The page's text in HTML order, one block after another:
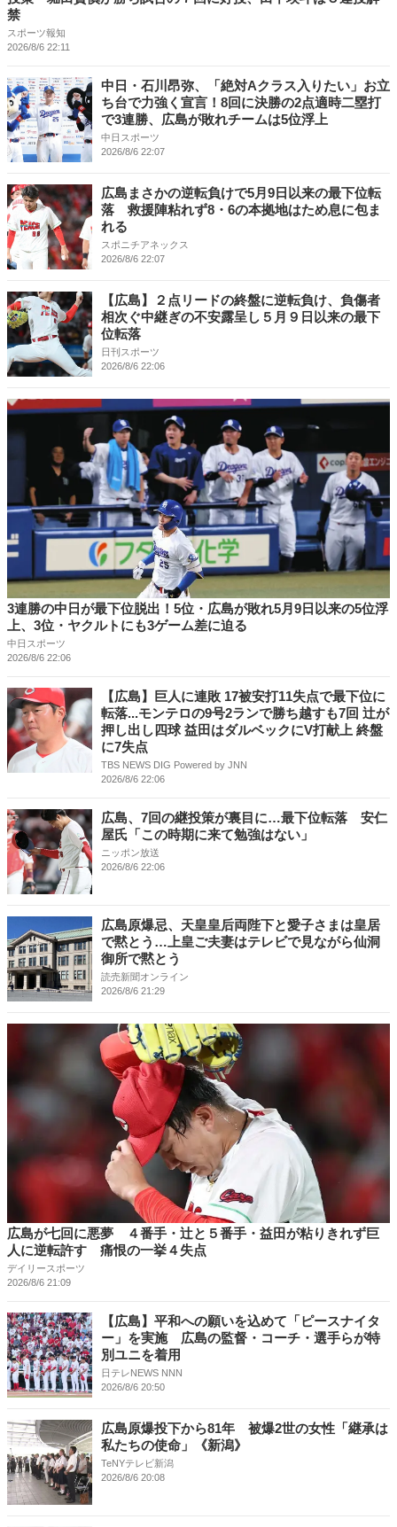
禁
スポーツ報知
2026/8/6 22:11
中日・石川昂弥、「絶対Aクラス入りたい」お立
ち台で力強く宣言！8回に決勝の2点適時二塁打
で3連勝、広島が敗れチームは5位浮上
中日スポーツ
2026/8/6 22:07
広島まさかの逆転負けで5月9日以来の最下位転
落 救援陣粘れず8・6の本拠地はため息に包ま
れる
スポニチアネックス
2026/8/6 22:07
【広島】２点リードの終盤に逆転負け、負傷者
相次ぐ中継ぎの不安露呈し５月９日以来の最下
位転落
日刊スポーツ
2026/8/6 22:06
3連勝の中日が最下位脱出！5位・広島が敗れ5月9日以来の5位浮
上、3位・ヤクルトにも3ゲーム差に迫る
中日スポーツ
2026/8/6 22:06
【広島】巨人に連敗 17被安打11失点で最下位に
転落...モンテロの9号2ランで勝ち越すも7回 辻が
押し出し四球 益田はダルベックにV打献上 終盤
に7失点
TBS NEWS DIG Powered by JNN
2026/8/6 22:06
広島、7回の継投策が裏目に…最下位転落 安仁
屋氏「この時期に来て勉強はない」
ニッポン放送
2026/8/6 22:06
広島原爆忌、天皇皇后両陛下と愛子さまは皇居
で黙とう…上皇ご夫妻はテレビで見ながら仙洞
御所で黙とう
読売新聞オンライン
2026/8/6 21:29
広島が七回に悪夢 ４番手・辻と５番手・益田が粘りきれず巨
人に逆転許す 痛恨の一挙４失点
デイリースポーツ
2026/8/6 21:09
【広島】平和への願いを込めて「ピースナイタ
ー」を実施 広島の監督・コーチ・選手らが特
別ユニを着用
日テレNEWS NNN
2026/8/6 20:50
広島原爆投下から81年 被爆2世の女性「継承は
私たちの使命」《新潟》
TeNYテレビ新潟
2026/8/6 20:08